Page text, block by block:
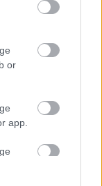
or
app.